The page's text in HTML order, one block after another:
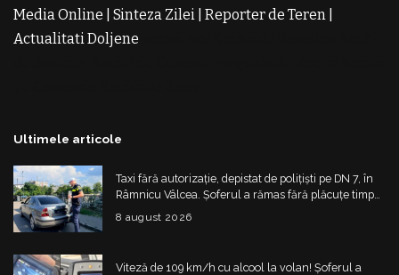
Media Online
Sinteza Zilei Reporter de Teren
Actualitati Doljene
Ultimele articole
Taxi fără autorizație, depistat de polițiști pe DN 7, în
Râmnicu Vâlcea. Șoferul a rămas fără plăcuțe timp
de 6 luni
8 august 2026
Viteză de 109 km/h cu alcool la volan! Șoferul a